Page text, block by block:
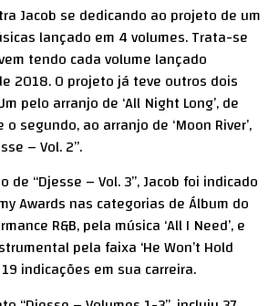
Jacob se dedicando ao projeto de um
lançado em 4 volumes. Trata-se
tendo cada volume lançado
2018. O projeto já teve outros dois
pelo arranjo de ‘All Night Long’, de
o segundo, ao arranjo de ‘Moon River’,
– Vol. 2”.
de “Djesse – Vol. 3”, Jacob foi indicado
Awards nas categorias de Álbum do
R&B, pela música ‘All I Need’, e
pela faixa ‘He Won’t Hold
indicações em sua carreira.